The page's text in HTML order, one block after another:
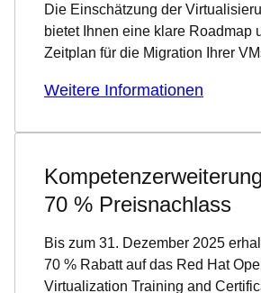
Die Einschätzung der
bietet Ihnen eine klare Roadmap
Zeitplan für die Migration Ihrer
Weitere Informationen
70 % Preisnachlass
Bis zum 31. Dezember 2025
70 % Rabatt auf das Red Hat
Virtualization Training and